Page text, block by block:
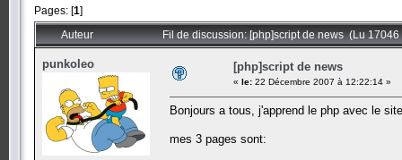
Pages: [1]
Auteur Fil de discussion: [php]script de news (Lu 17046
punkoleo [php]script de news
« le: 22 Décembre 2007 à 12:22:14 »
Bonjours a tous, j'apprend le php avec le
mes 3 pages sont: